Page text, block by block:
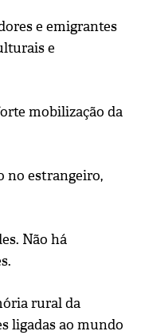
e emigrantes
e
mobilização da
no estrangeiro,
Não há
rural da
ligadas ao mundo